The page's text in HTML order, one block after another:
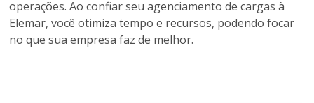
operações. Ao confiar seu agenciamento de cargas à
Elemar, você otimiza tempo e recursos, podendo focar
no que sua empresa faz de melhor.